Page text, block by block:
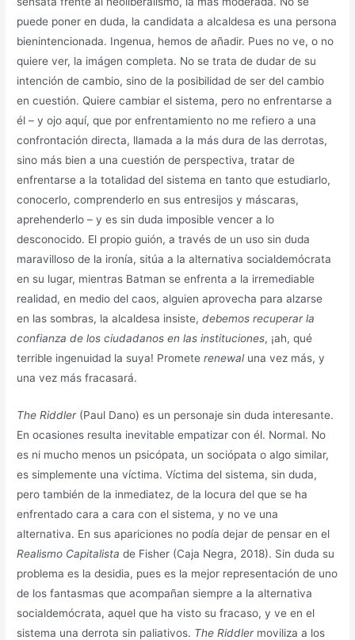
puede poner en duda, la candidata a alcaldesa es una persona
bienintencionada. Ingenua, hemos de añadir. Pues no ve, o no
quiere ver, la imágen completa. No se trata de dudar de su
intención de cambio, sino de la posibilidad de ser del cambio
en cuestión. Quiere cambiar el sistema, pero no enfrentarse a
él – y ojo aquí, que por enfrentamiento no me refiero a una
confrontación directa, llamada a la más dura de las derrotas,
sino más bien a una cuestión de perspectiva, tratar de
enfrentarse a la totalidad del sistema en tanto que estudiarlo,
conocerlo, comprenderlo en sus entresijos y máscaras,
aprehenderlo – y es sin duda imposible vencer a lo
desconocido. El propio guión, a través de un uso sin duda
maravilloso de la ironía, sitúa a la alternativa socialdemócrata
en su lugar, mientras Batman se enfrenta a la irremediable
realidad, en medio del caos, alguien aprovecha para alzarse
en las sombras, la alcaldesa insiste,debemos recuperar la
confianza de los ciudadanos en las instituciones, ¡ah, qué
terrible ingenuidad la suya! Prometerenewaluna vez más, y
una vez más fracasará.
The Riddler(Paul Dano) es un personaje sin duda interesante.
En ocasiones resulta inevitable empatizar con él. Normal. No
es ni mucho menos un psicópata, un sociópata o algo similar,
es simplemente una víctima. Víctima del sistema, sin duda,
pero también de la inmediatez, de la locura del que se ha
enfrentado cara a cara con el sistema, y no ve una
alternativa. En sus apariciones no podía dejar de pensar en el
Realismo Capitalistade Fisher (Caja Negra, 2018). Sin duda su
problema es la desidia, pues es la mejor representación de uno
de los fantasmas que acompañan siempre a la alternativa
socialdemócrata, aquel que ha visto su fracaso, y ve en el
sistema una derrota sin paliativos. The Riddlermoviliza a los